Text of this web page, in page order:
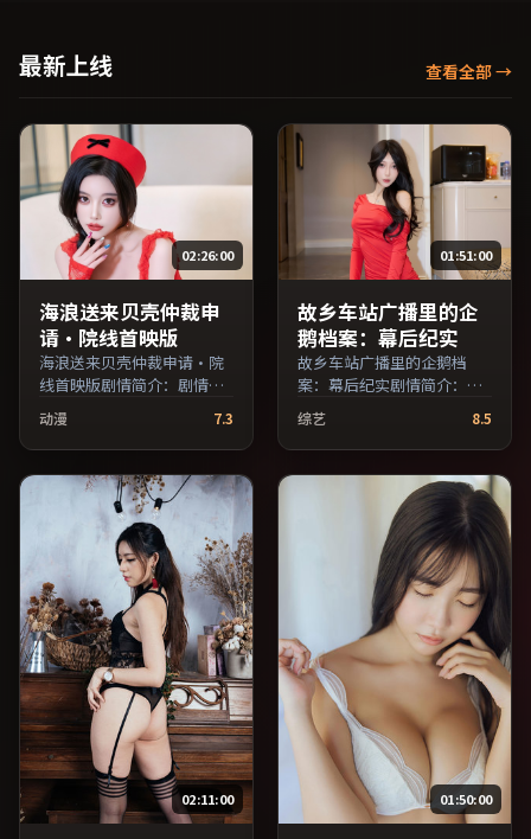
首映，网络平台同步更新片
节。（国产影视资源大全免
费条目索引，支持片名与演
员交叉检索。）
新片源。整体观感沉稳耐
费条目索引，支持片名与演
员交叉检索。）
最新上线 查看全部→
02:26:00
海浪送来贝壳仲裁申
请·院线首映版
海浪送来贝壳仲裁申请·院
线首映版剧情简介：剧情围
与场景还原了特定年代质
感；由张艾嘉执导，全度
妍、黄政民、孙俪等主演，
泰国出品，爱情类型，2021
年上映 / 2021年8月25日于泰
国地区院线首映，网络平台
同步更新片源。适合希望获
得情感共鸣与现实思考的观
众在线高清观看。（国产影
视资源大全免费条目索引，
支持片名与演员交叉检
索。）
动漫 7.3
01:51:00
故乡车站广播里的企
鹅档案：幕后纪实
故乡车站广播里的企鹅档
案：幕后纪实剧情简介：叙
事在多重视角间切换，场面
调度注重留白与观众想象空
间；由李安执导，提莫西·
查拉梅、张子枫、妻夫木聪
等主演，中国大陆出品，冒
险类型，2024年上映 / 2024
年9月25日于中国大陆地区院
线首映，网络平台同步更新
片源。可作为周末家庭观影
或独自细品的口碑之选。
（国产影视资源大全免费条
目索引，支持片名与演员交
叉检索。）
综艺 8.5
02:11:00 01:50:00